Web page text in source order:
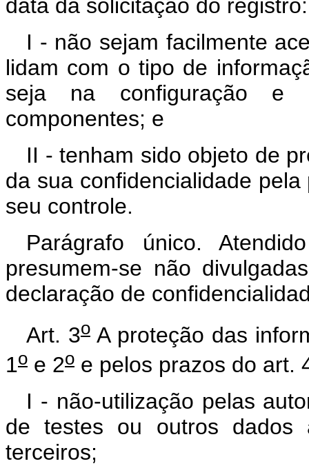
data da solicitação do registro:
I - não sejam facilmente
lidam com o tipo de
seja na configuração e
componentes; e
II - tenham sido objeto de
da sua confidencialidade
seu controle.
Parágrafo único.
presumem-se não
declaração de
Art. 3oA proteção das
1o e 2o e pelos prazos do art.
I - não-utilização pelas
de testes ou outros dados
terceiros;